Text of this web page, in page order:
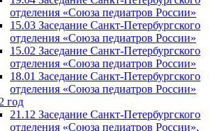
отделения «Союза педиатров России»
15.03 Заседание Санкт-Петербургского
отделения «Союза педиатров России»
15.02 Заседание Санкт-Петербургского
отделения «Союза педиатров России»
18.01 Заседание Санкт-Петербургского
отделения «Союза педиатров России»
год
21.12 Заседание Санкт-Петербургского
отделения «Союза педиатров России»,